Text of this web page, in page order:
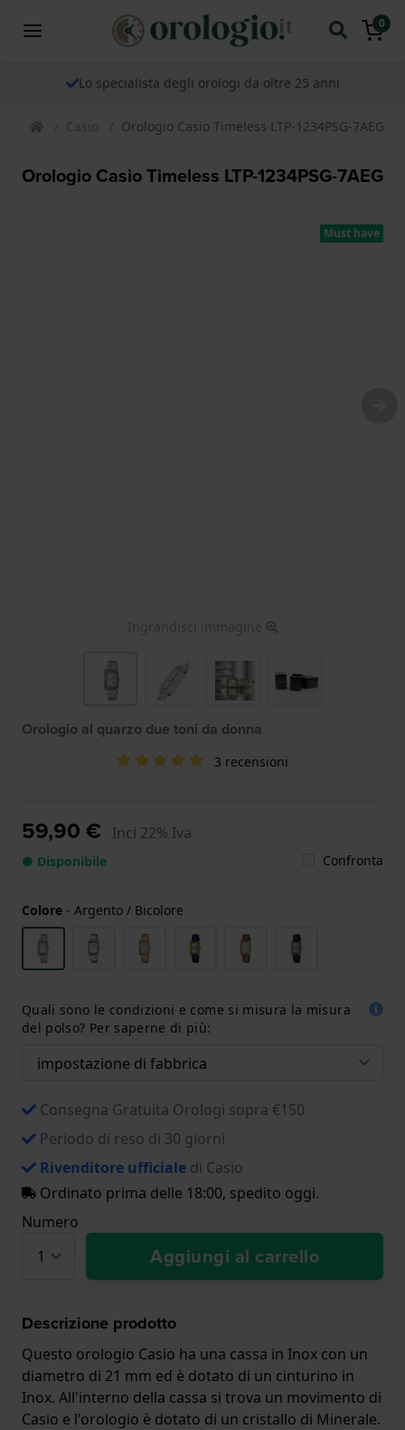
0
Lo specialista degli orologi da oltre 25 anni
Casio Orologio Casio Timeless LTP-1234PSG-7AEG
Orologio Casio Timeless LTP-1234PSG-7AEG
Must have
Ingrandisci immagine
Orologio al quarzo due toni da donna
3 recensioni
59,90 € Incl 22% Iva
● Disponibile Confronta
Colore - Argento / Bicolore
Quali sono le condizioni e come si misura la misura
del polso? Per saperne di più:
Consegna Gratuita Orologi sopra €150
Periodo di reso di 30 giorni
Rivenditore ufficiale di Casio
Ordinato prima delle 18:00, spedito oggi.
Numero
Aggiungi al carrello
Descrizione prodotto
Questo orologio Casio ha una cassa in Inox con un
diametro di 21 mm ed è dotato di un cinturino in
Inox. All'interno della cassa si trova un movimento di
Casio e l'orologio è dotato di un cristallo di Minerale.